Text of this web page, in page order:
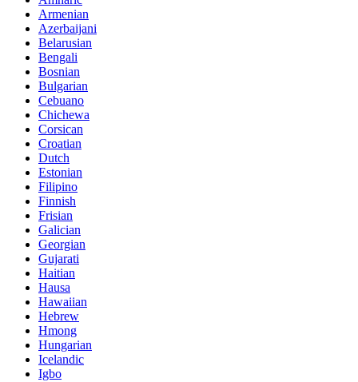
Armenian
Azerbaijani
Belarusian
Bengali
Bosnian
Bulgarian
Cebuano
Chichewa
Corsican
Croatian
Dutch
Estonian
Filipino
Finnish
Frisian
Galician
Georgian
Gujarati
Haitian
Hausa
Hawaiian
Hebrew
Hmong
Hungarian
Icelandic
Igbo